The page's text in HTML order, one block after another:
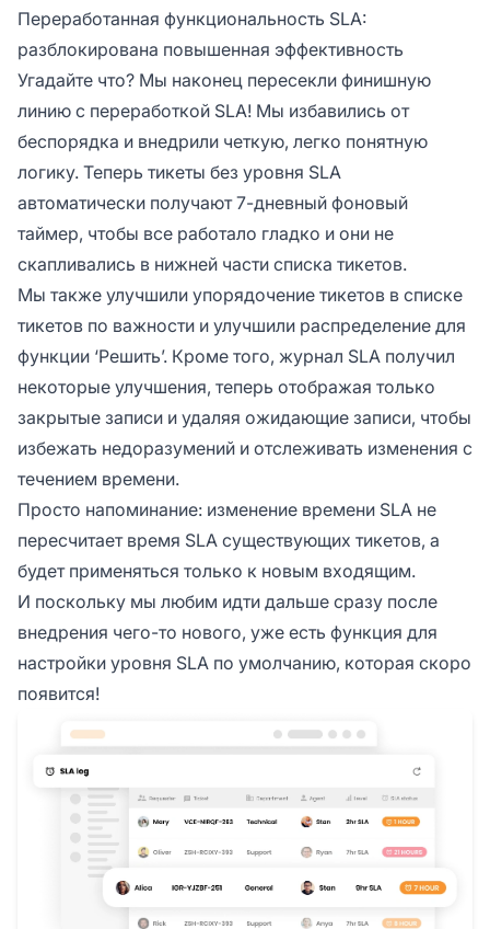
Переработанная функциональность SLA:
разблокирована повышенная эффективность
Угадайте что? Мы наконец пересекли финишную
линию с переработкой SLA! Мы избавились от
беспорядка и внедрили четкую, легко понятную
логику. Теперь тикеты без уровня SLA
автоматически получают 7-дневный фоновый
таймер, чтобы все работало гладко и они не
скапливались в нижней части списка тикетов.
Мы также улучшили упорядочение тикетов в списке
тикетов по важности и улучшили распределение для
функции ‘Решить’. Кроме того, журнал SLA получил
некоторые улучшения, теперь отображая только
закрытые записи и удаляя ожидающие записи, чтобы
избежать недоразумений и отслеживать изменения с
течением времени.
Просто напоминание: изменение времени SLA не
пересчитает время SLA существующих тикетов, а
будет применяться только к новым входящим.
И поскольку мы любим идти дальше сразу после
внедрения чего-то нового, уже есть функция для
настройки уровня SLA по умолчанию, которая скоро
появится!